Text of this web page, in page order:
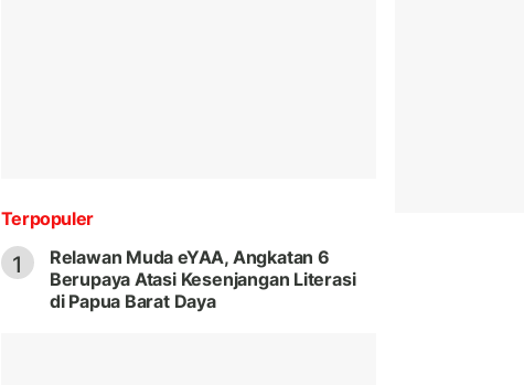
Terpopuler
1
Relawan Muda eYAA, Angkatan 6
Berupaya Atasi Kesenjangan Literasi
di Papua Barat Daya